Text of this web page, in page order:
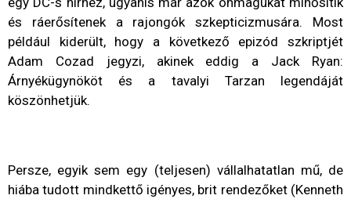
és ráerősítenek a rajongók szkepticizmusára. Most
például kiderült, hogy a következő epizód szkriptjét
Adam Cozad jegyzi, akinek eddig a Jack Ryan:
Árnyékügynököt és a tavalyi Tarzan legendáját
köszönhetjük.
Persze, egyik sem egy (teljesen) vállalhatatlan mű, de
hiába tudott mindkettő igényes, brit rendezőket (Kenneth